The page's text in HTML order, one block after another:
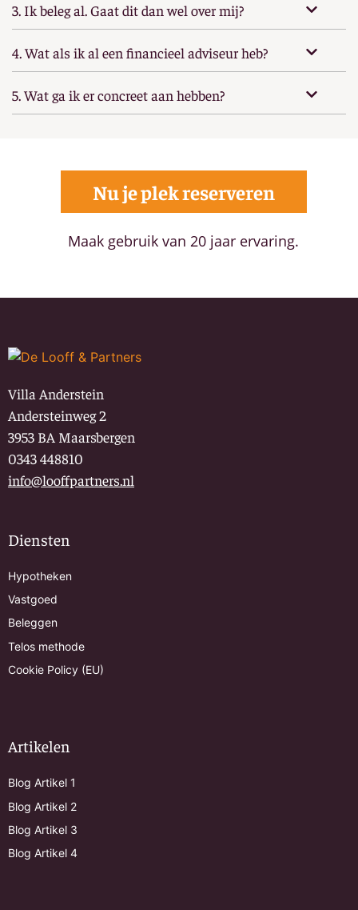
3. Ik beleg al. Gaat dit dan wel over mij?
4. Wat als ik al een financieel adviseur heb?
5. Wat ga ik er concreet aan hebben?
Nu je plek reserveren
Maak gebruik van 20 jaar ervaring.
Villa Anderstein
Andersteinweg 2
3953 BA Maarsbergen
0343 448810
info@looffpartners.nl
Diensten
Hypotheken
Vastgoed
Beleggen
Telos methode
Cookie Policy (EU)
Artikelen
Blog Artikel 1
Blog Artikel 2
Blog Artikel 3
Blog Artikel 4